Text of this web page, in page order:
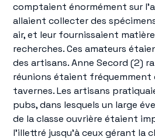
comptaient énormément sur
allaient collecter des
air, et leur fournissaient
recherches. Ces amateurs
des artisans. Anne Secord (2)
réunions étaient fréquemment
tavernes. Les artisans
pubs, dans lesquels un large
de la classe ouvrière étaient
l’illettré jusqu’à ceux gérant la